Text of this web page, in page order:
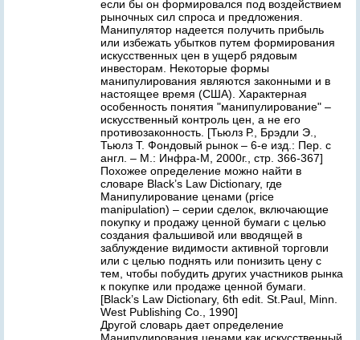
если бы он формировался под воздействием
рыночных сил спроса и предложения.
Манипулятор надеется получить прибыль
или избежать убытков путем формирования
искусственных цен в ущерб рядовым
инвесторам. Некоторые формы
манипулирования являются законными и в
настоящее время (США). Характерная
особенность понятия "манипулирование" –
искусственный контроль цен, а не его
противозаконность. [Тьюлз Р., Брэдли Э.,
Тьюлз Т. Фондовый рынок – 6-е изд.: Пер. с
англ. – М.: Инфра-М, 2000г., стр. 366-367]
Похожее определение можно найти в
словаре Black’s Law Dictionary, где
Манипулирование ценами (price
manipulation) – серии сделок, включающие
покупку и продажу ценной бумаги с целью
создания фальшивой или вводящей в
заблуждение видимости активной торговли
или с целью поднять или понизить цену с
тем, чтобы побудить других участников рынка
к покупке или продаже ценной бумаги.
[Black’s Law Dictionary, 6th edit. St.Paul, Minn.
West Publishing Co., 1990]
Другой словарь дает определение